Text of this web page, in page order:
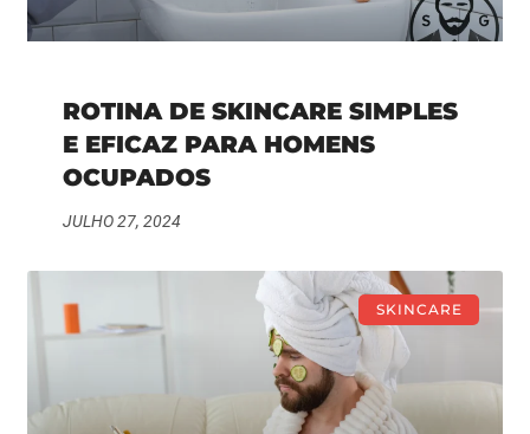
ROTINA DE SKINCARE SIMPLES
E EFICAZ PARA HOMENS
OCUPADOS
JULHO 27, 2024
SKINCARE